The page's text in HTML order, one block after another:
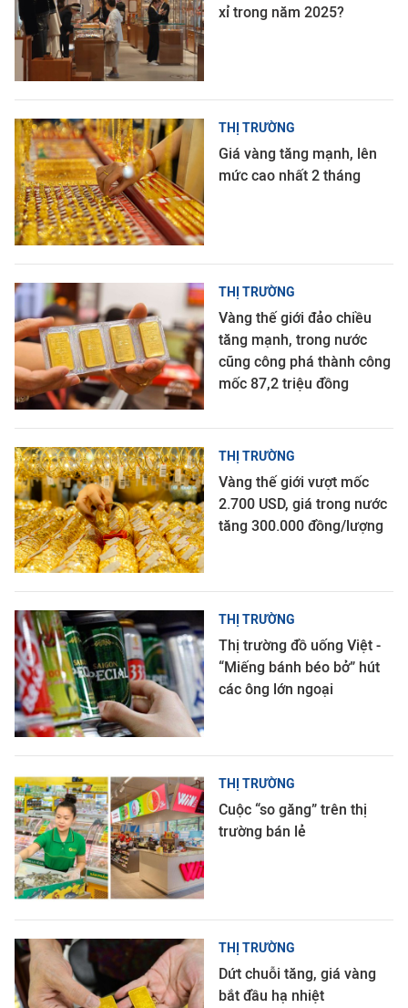
xỉ trong năm 2025?
THỊ TRƯỜNG
Giá vàng tăng mạnh, lên
mức cao nhất 2 tháng
THỊ TRƯỜNG
Vàng thế giới đảo chiều
tăng mạnh, trong nước
cũng công phá thành công
mốc 87,2 triệu đồng
THỊ TRƯỜNG
Vàng thế giới vượt mốc
2.700 USD, giá trong nước
tăng 300.000 đồng/lượng
THỊ TRƯỜNG
Thị trường đồ uống Việt -
“Miếng bánh béo bở” hút
các ông lớn ngoại
THỊ TRƯỜNG
Cuộc “so găng” trên thị
trường bán lẻ
THỊ TRƯỜNG
Dứt chuỗi tăng, giá vàng
bắt đầu hạ nhiệt